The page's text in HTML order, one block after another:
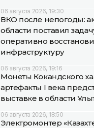
06 августа 2026, 19:30
ВКО после непогоды:
области поставил
оперативно
инфраструктуру
06 августа 2026, 19:16
Монеты Кокандского
артефакты I века
выставке в области
06 августа 2026, 18:50
Электромонтер